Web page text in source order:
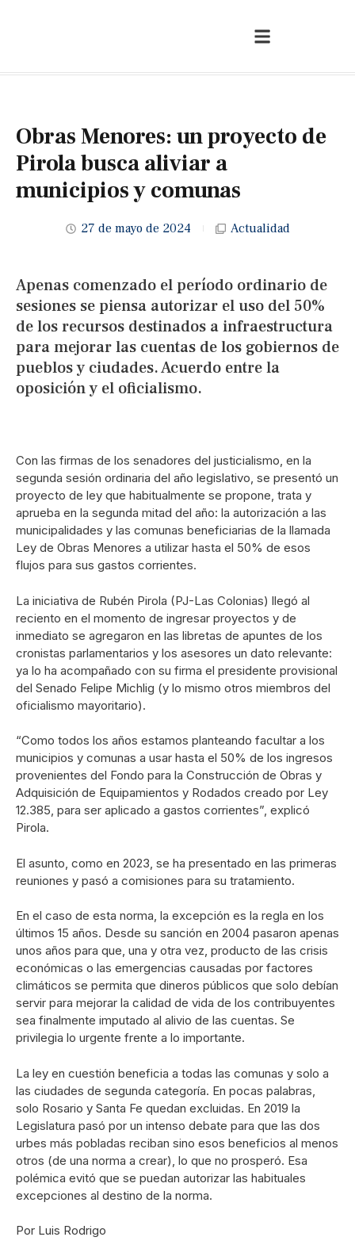
Obras Menores: un proyecto de
Pirola busca aliviar a
municipios y comunas
27 de mayo de 2024 Actualidad
Apenas comenzado el período ordinario de
sesiones se piensa autorizar el uso del 50%
de los recursos destinados a infraestructura
para mejorar las cuentas de los gobiernos de
pueblos y ciudades. Acuerdo entre la
oposición y el oficialismo.
Con las firmas de los senadores del justicialismo, en la
segunda sesión ordinaria del año legislativo, se presentó un
proyecto de ley que habitualmente se propone, trata y
aprueba en la segunda mitad del año: la autorización a las
municipalidades y las comunas beneficiarias de la llamada
Ley de Obras Menores a utilizar hasta el 50% de esos
flujos para sus gastos corrientes.
La iniciativa de Rubén Pirola (PJ-Las Colonias) llegó al
reciento en el momento de ingresar proyectos y de
inmediato se agregaron en las libretas de apuntes de los
cronistas parlamentarios y los asesores un dato relevante:
ya lo ha acompañado con su firma el presidente provisional
del Senado Felipe Michlig (y lo mismo otros miembros del
oficialismo mayoritario).
“Como todos los años estamos planteando facultar a los
municipios y comunas a usar hasta el 50% de los ingresos
provenientes del Fondo para la Construcción de Obras y
Adquisición de Equipamientos y Rodados creado por Ley
12.385, para ser aplicado a gastos corrientes”, explicó
Pirola.
El asunto, como en 2023, se ha presentado en las primeras
reuniones y pasó a comisiones para su tratamiento.
En el caso de esta norma, la excepción es la regla en los
últimos 15 años. Desde su sanción en 2004 pasaron apenas
unos años para que, una y otra vez, producto de las crisis
económicas o las emergencias causadas por factores
climáticos se permita que dineros públicos que solo debían
servir para mejorar la calidad de vida de los contribuyentes
sea finalmente imputado al alivio de las cuentas. Se
privilegia lo urgente frente a lo importante.
La ley en cuestión beneficia a todas las comunas y solo a
las ciudades de segunda categoría. En pocas palabras,
solo Rosario y Santa Fe quedan excluidas. En 2019 la
Legislatura pasó por un intenso debate para que las dos
urbes más pobladas reciban sino esos beneficios al menos
otros (de una norma a crear), lo que no prosperó. Esa
polémica evitó que se puedan autorizar las habituales
excepciones al destino de la norma.
Por Luis Rodrigo